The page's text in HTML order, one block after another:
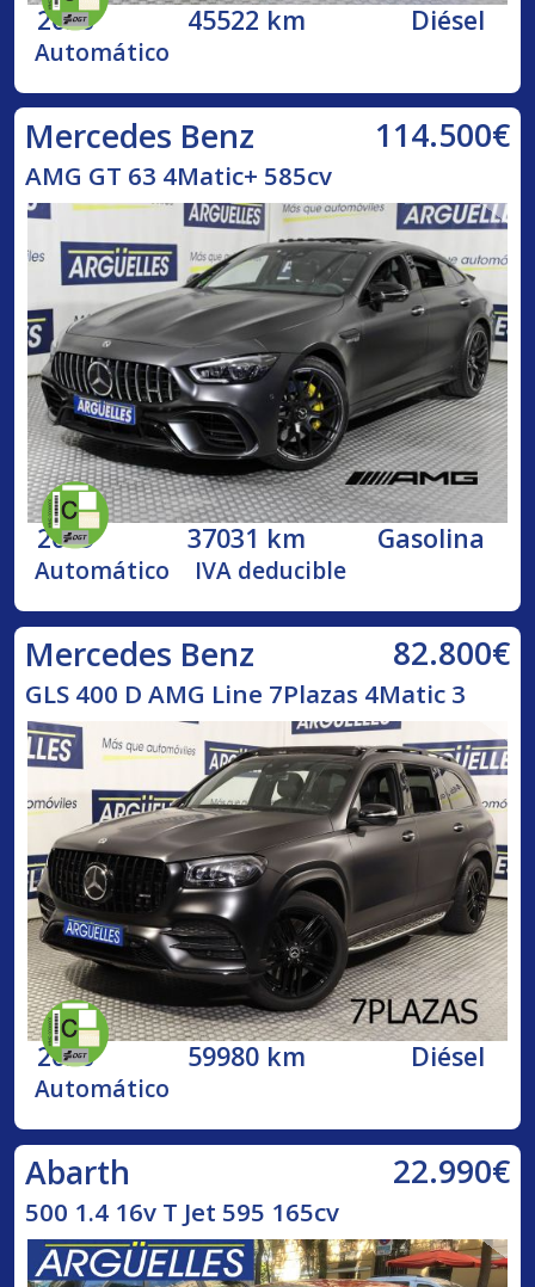
2020 45522 km Diésel
Automático
Mercedes Benz 114.500€
AMG GT 63 4Matic+ 585cv
2019 37031 km Gasolina
Automático IVA deducible
Mercedes Benz 82.800€
GLS 400 D AMG Line 7Plazas 4Matic 3
2020 59980 km Diésel
Automático
Abarth 22.990€
500 1.4 16v T Jet 595 165cv